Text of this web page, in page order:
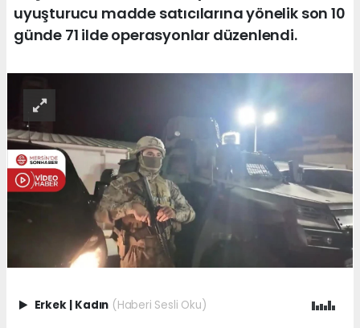
uyuşturucu madde satıcılarına yönelik son 10
günde 71 ilde operasyonlar düzenlendi.
Erkek | Kadın (Haberi Sesli Oku)